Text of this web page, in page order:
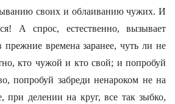
своих и облаиванию чужих. И
А спрос, естественно, вызывает
времена заранее, чуть ли не
кто чужой и кто свой; и попробуй
попробуй забреди ненароком не на
делении на круг, все так зыбко,